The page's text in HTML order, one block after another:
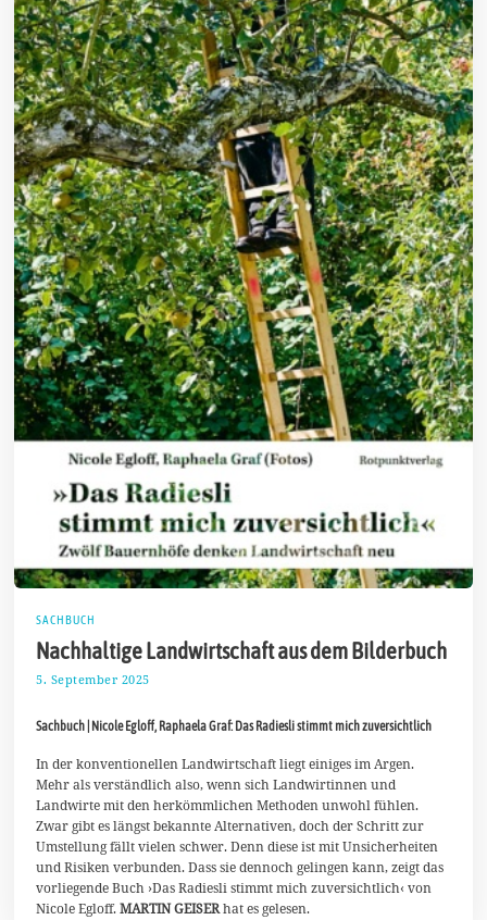
SACHBUCH
Nachhaltige Landwirtschaft aus dem Bilderbuch
5. September 2025
S
p
t
e
m
b
e
2
0
2
Sachbuch | Nicole Egloff, Raphaela Graf: Das Radiesli stimmt mich zuversichtlich
In der konventionellen Landwirtschaft liegt einiges im Argen.
Mehr als verständlich also, wenn sich Landwirtinnen und
Landwirte mit den herkömmlichen Methoden unwohl fühlen.
Zwar gibt es längst bekannte Alternativen, doch der Schritt zur
Umstellung fällt vielen schwer. Denn diese ist mit Unsicherheiten
und Risiken verbunden. Dass sie dennoch gelingen kann, zeigt das
vorliegende Buch ›Das Radiesli stimmt mich zuversichtlich‹ von
Nicole Egloff.MARTIN GEISERhat es gelesen.